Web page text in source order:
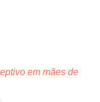
em mães de